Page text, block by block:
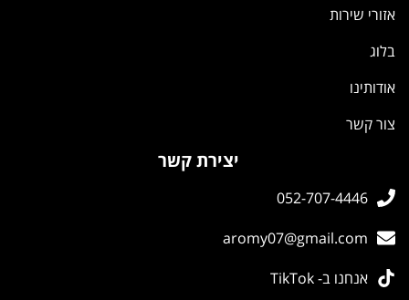
אזורי שירות
בלוג
אודותינו
צור קשר
יצירת קשר
052-707-4446
aromy07@gmail.com
אנחנו ב- TikTok